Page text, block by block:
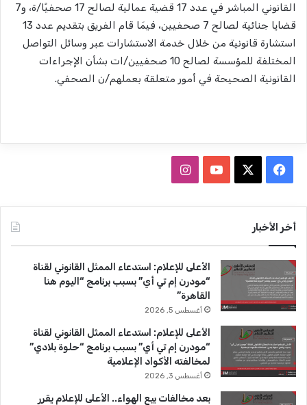
القانوني المباشر في عدد 17 قضية عمالية لصالح 17 صحفيًا/ة، و7
قضايا جنائية لصالح 7 صحفيين، فيمَا قام الفريق بتقديم عدد 13
استشارة قانونية من خلال خدمة الاستشارات عبر وسائل التواصل
المختلفة للمؤسسة لصالح 10 صحفيين/ات بشأن الإجراءات
القانونية الصحيحة في أمور متعلقة بعملهم/ن الصحفي.
س
و
ك
T
u
b
e
ق
ا
م
أخر الأخبار
الأعلى للإعلام: استدعاء الممثل القانوني لقناة
“مودرن إم تي أي” بسبب برنامج “اليوم هنا
القاهرة”
أغسطس 5, 2026
الأعلى للإعلام: استدعاء الممثل القانوني لقناة
“مودرن إم تي أي” بسبب برنامج “حلوة بلادي”
لمخالفته الأكواد الإعلامية
أغسطس 3, 2026
بعد مخالفات بيع الهواء.. الأعلى للإعلام يقرر